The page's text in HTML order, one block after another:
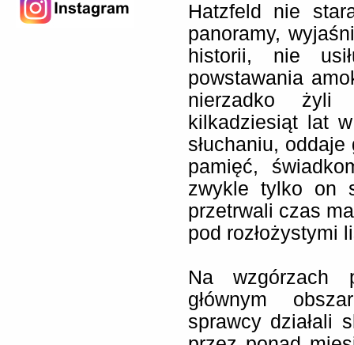
Hatzfeld nie
panoramy,
historii, nie
powstawania
nierzadko
kilkadziesiąt lat
słuchaniu,
pamięć,
zwykle tylko on
przetrwali czas
pod rozłożystymi
Na wzgórzach
głównym
sprawcy działali